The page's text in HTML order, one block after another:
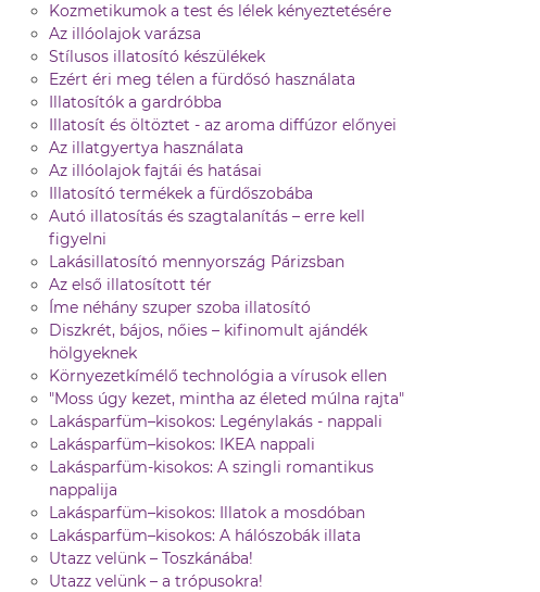
Kozmetikumok a test és lélek kényeztetésére
Az illóolajok varázsa
Stílusos illatosító készülékek
Ezért éri meg télen a fürdősó használata
Illatosítók a gardróbba
Illatosít és öltöztet - az aroma diffúzor előnyei
Az illatgyertya használata
Az illóolajok fajtái és hatásai
Illatosító termékek a fürdőszobába
Autó illatosítás és szagtalanítás – erre kell
figyelni
Lakásillatosító mennyország Párizsban
Az első illatosított tér
Íme néhány szuper szoba illatosító
Diszkrét, bájos, nőies – kifinomult ajándék
hölgyeknek
Környezetkímélő technológia a vírusok ellen
"Moss úgy kezet, mintha az életed múlna rajta"
Lakásparfüm–kisokos: Legénylakás - nappali
Lakásparfüm–kisokos: IKEA nappali
Lakásparfüm-kisokos: A szingli romantikus
nappalija
Lakásparfüm–kisokos: Illatok a mosdóban
Lakásparfüm–kisokos: A hálószobák illata
Utazz velünk – Toszkánába!
Utazz velünk – a trópusokra!